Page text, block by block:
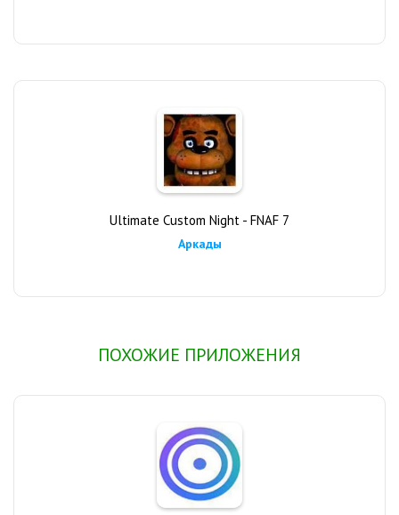
Ultimate Custom Night - FNAF 7
Аркады
ПОХОЖИЕ ПРИЛОЖЕНИЯ